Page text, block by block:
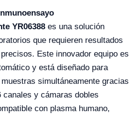
YR06388 es una solución
que requieren resultados
Este innovador equipo es
y está diseñado para
simultáneamente gracias
canales y cámaras dobles
con plasma humano,